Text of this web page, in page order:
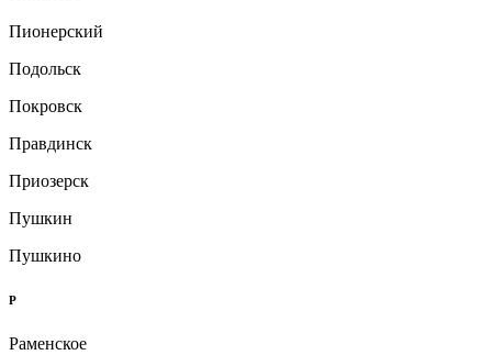
Пионерский
Подольск
Покровск
Правдинск
Приозерск
Пушкин
Пушкино
Р
Раменское